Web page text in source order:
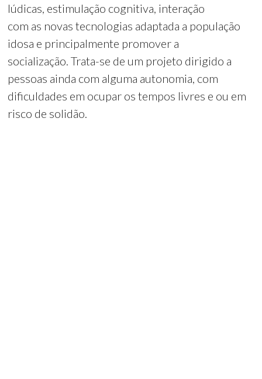
lúdicas, estimulação cognitiva, interação
com as novas tecnologias adaptada a população
idosa e principalmente promover a
socialização. Trata-se de um projeto dirigido a
pessoas ainda com alguma autonomia, com
dificuldades em ocupar os tempos livres e ou em
risco de solidão.